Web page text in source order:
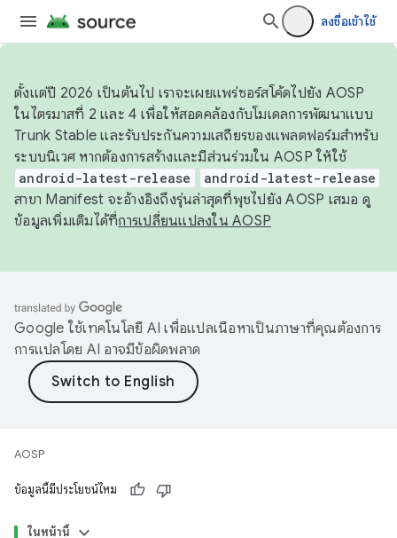
ลงชื่อเข้าใช้
ตั้งแต่ปี 2026 เป็นต้นไป เราจะเผยแพร่ซอร์สโค้ดไปยัง AOSP
ในไตรมาสที่ 2 และ 4 เพื่อให้สอดคล้องกับโมเดลการพัฒนาแบบ
Trunk Stable และรับประกันความเสถียรของแพลตฟอร์มสำหรับ
ระบบนิเวศ หากต้องการสร้างและมีส่วนร่วมใน AOSP ให้ใช้
android-latest-release android-latest-release
สาขา Manifest จะอ้างอิงถึงรุ่นล่าสุดที่พุชไปยัง AOSP เสมอ ดู
ข้อมูลเพิ่มเติมได้ที่การเปลี่ยนแปลงใน AOSP
Google ใช้เทคโนโลยี AI เพื่อแปลเนื้อหาเป็นภาษาที่คุณต้องการ
การแปลโดย AI อาจมีข้อผิดพลาด
AOSP
ข้อมูลนี้มีประโยชน์ไหม
ในหน้านี้